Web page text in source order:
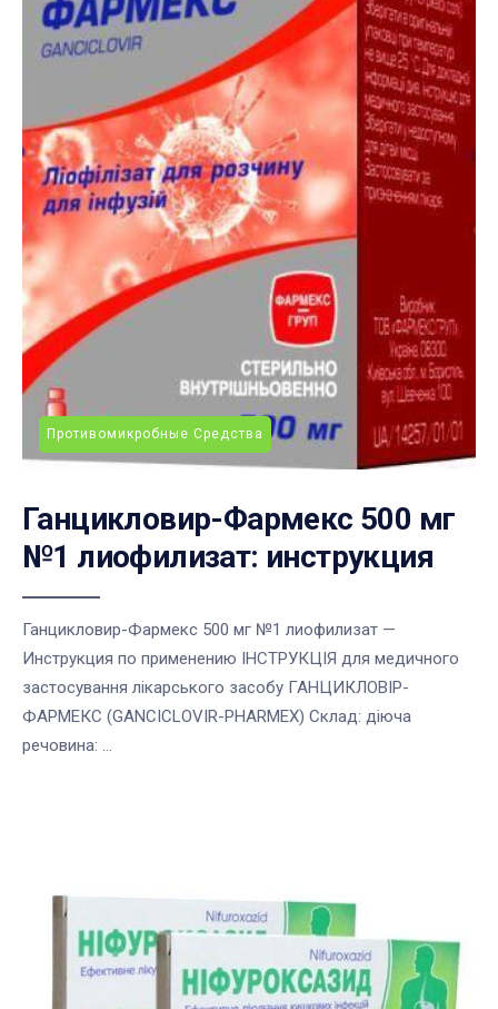
Противомикробные Средства
Ганцикловир-Фармекс 500 мг
№1 лиофилизат: инструкция
Ганцикловир-Фармекс 500 мг №1 лиофилизат —
Инструкция по применению ІНСТРУКЦІЯ для медичного
застосування лікарського засобу ГАНЦИКЛОВІР-
ФАРМЕКС (GANCICLOVIR-PHARMEX) Склад: діюча
речовина: ...